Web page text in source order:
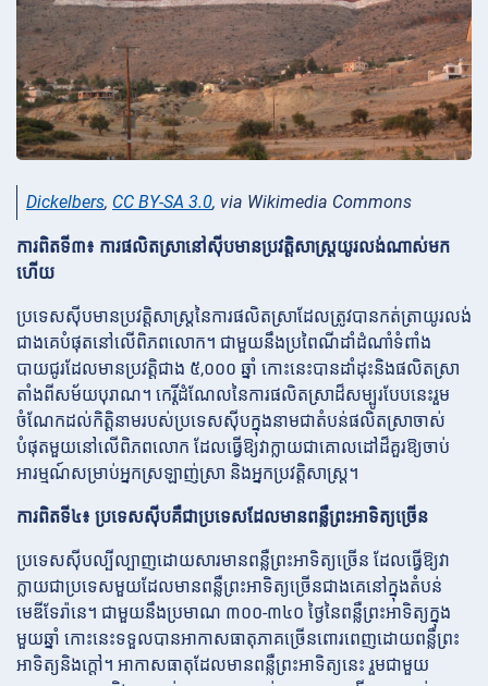
Dickelbers, CC BY-SA 3.0, via Wikimedia Commons
ការពិតទី៣៖ ការផលិតស្រានៅស៊ីបមានប្រវត្តិសាស្ត្រយូរលង់ណាស់មក
ហើយ
ប្រទេសស៊ីបមានប្រវត្តិសាស្ត្រនៃការផលិតស្រាដែលត្រូវបានកត់ត្រាយូរលង់
ជាងគេបំផុតនៅលើពិភពលោក។ ជាមួយនឹងប្រពៃណីដាំដំណាំទំពាំង
បាយជូរដែលមានប្រវត្តិជាង ៥,០០០ ឆ្នាំ កោះនេះបានដាំដុះនិងផលិតស្រា
តាំងពីសម័យបុរាណ។ កេរ្តិ៍ដំណែលនៃការផលិតស្រាដ៏សម្បូរបែបនេះរួម
ចំណែកដល់កិត្តិនាមរបស់ប្រទេសស៊ីបក្នុងនាមជាតំបន់ផលិតស្រាចាស់
បំផុតមួយនៅលើពិភពលោក ដែលធ្វើឱ្យវាក្លាយជាគោលដៅដ៏គួរឱ្យចាប់
អារម្មណ៍សម្រាប់អ្នកស្រឡាញ់ស្រា និងអ្នកប្រវត្តិសាស្ត្រ។
ការពិតទី៤៖ ប្រទេសស៊ីបគឺជាប្រទេសដែលមានពន្លឺព្រះអាទិត្យច្រើន
ប្រទេសស៊ីបល្បីល្បាញដោយសារមានពន្លឺព្រះអាទិត្យច្រើន ដែលធ្វើឱ្យវា
ក្លាយជាប្រទេសមួយដែលមានពន្លឺព្រះអាទិត្យច្រើនជាងគេនៅក្នុងតំបន់
មេឌីទែរ៉ានេ។ ជាមួយនឹងប្រមាណ ៣០០-៣៤០ ថ្ងៃនៃពន្លឺព្រះអាទិត្យក្នុង
មួយឆ្នាំ កោះនេះទទួលបានអាកាសធាតុភាគច្រើនពោរពេញដោយពន្លឺព្រះ
អាទិត្យនិងក្តៅ។ អាកាសធាតុដែលមានពន្លឺព្រះអាទិត្យនេះ រួមជាមួយ